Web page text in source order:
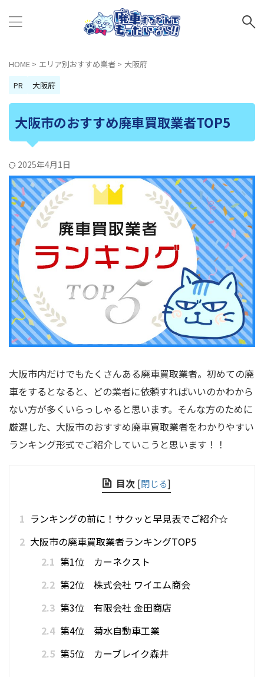
HOME > エリア別おすすめ業者 > 大阪府
PR
大阪府
大阪市のおすすめ廃車買取業者TOP5
2025年4月1日
大阪市内だけでもたくさんある廃車買取業者。初めての廃
車をするとなると、どの業者に依頼すればいいのかわから
ない方が多くいらっしゃると思います。そんな方のために
厳選した、大阪市のおすすめ廃車買取業者をわかりやすい
ランキング形式でご紹介していこうと思います！！
目次 [閉じる]
1 ランキングの前に！サクッと早見表でご紹介☆
2 大阪市の廃車買取業者ランキングTOP5
2.1 第1位 カーネクスト
2.2 第2位 株式会社 ワイエム商会
2.3 第3位 有限会社 金田商店
2.4 第4位 菊水自動車工業
2.5 第5位 カーブレイク森井